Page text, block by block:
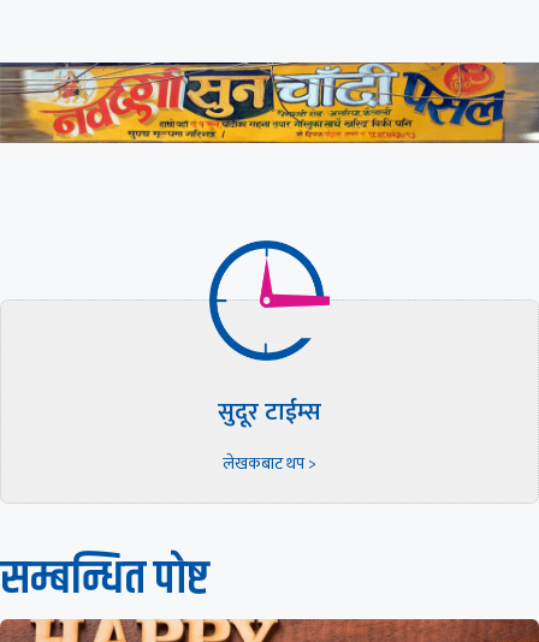
सुदूर टाईम्स
लेखकबाट थप >
सम्बन्धित पाेष्ट